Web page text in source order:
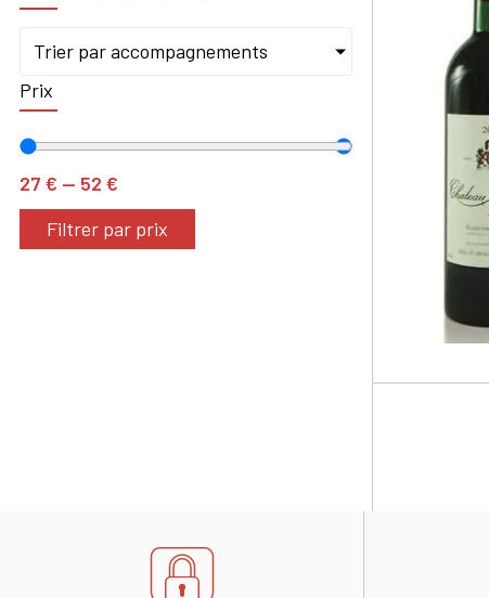
Trier par accompagnements
Prix
27 € — 52 €
Filtrer par prix